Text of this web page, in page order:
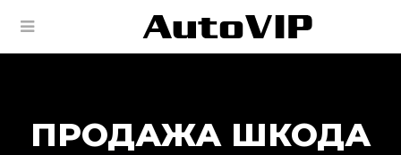
ПРОДАЖА ШКОДА